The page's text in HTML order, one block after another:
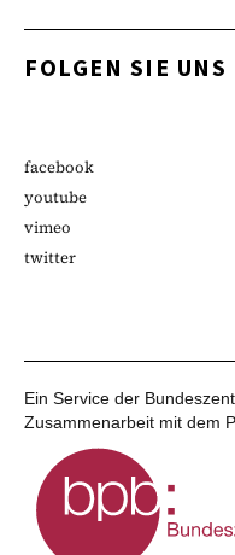
FOLGEN SIE UNS
facebook
youtube
vimeo
twitter
Ein Service der
Zusammenarbeit mit dem